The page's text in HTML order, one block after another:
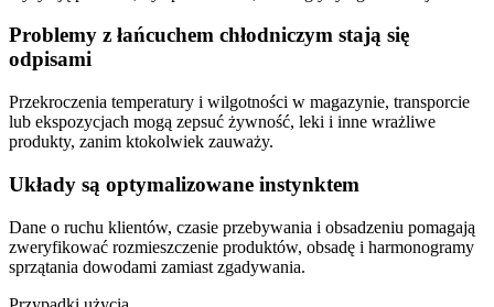
Problemy z łańcuchem chłodniczym stają się
odpisami
Przekroczenia temperatury i wilgotności w magazynie, transporcie
lub ekspozycjach mogą zepsuć żywność, leki i inne wrażliwe
produkty, zanim ktokolwiek zauważy.
Układy są optymalizowane instynktem
Dane o ruchu klientów, czasie przebywania i obsadzeniu pomagają
zweryfikować rozmieszczenie produktów, obsadę i harmonogramy
sprzątania dowodami zamiast zgadywania.